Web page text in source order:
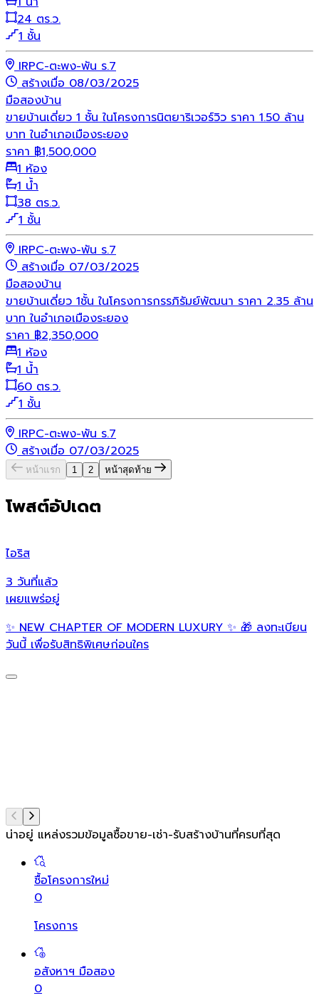
24 ตร.ว.
1 ชั้น
IRPC-ตะพง-พัน ร.7
สร้างเมื่อ 08/03/2025
มือสองบ้าน
ขายบ้านเดี่ยว 1 ชั้น ในโครงการนิตยาริเวอร์วิว ราคา 1.50 ล้าน
บาท ในอำเภอเมืองระยอง
ราคา ฿1,500,000
1 ห้อง
1 น้ำ
38 ตร.ว.
1 ชั้น
IRPC-ตะพง-พัน ร.7
สร้างเมื่อ 07/03/2025
มือสองบ้าน
ขายบ้านเดี่ยว 1ชั้น ในโครงการกรรภิรัมย์พัฒนา ราคา 2.35 ล้าน
บาท ในอำเภอเมืองระยอง
ราคา ฿2,350,000
1 ห้อง
1 น้ำ
60 ตร.ว.
1 ชั้น
IRPC-ตะพง-พัน ร.7
สร้างเมื่อ 07/03/2025
หน้าแรก 1 2 หน้าสุดท้าย
โพสต์อัปเดต
ไอริส
3 วันที่แล้ว
เผยแพร่อยู่
✨ NEW CHAPTER OF MODERN LUXURY ✨ 🎁 ลงทะเบียน
วันนี้ เพื่อรับสิทธิพิเศษก่อนใคร
น่าอยู่ แหล่งรวมข้อมูลซื้อขาย-เช่า-รับสร้างบ้านที่ครบที่สุด
ซื้อโครงการใหม่
0
โครงการ
อสังหาฯ มือสอง
0